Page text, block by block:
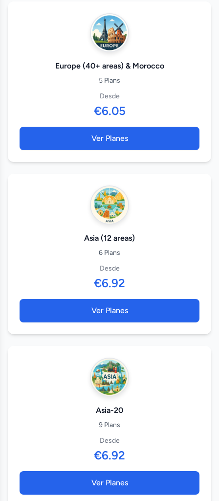
Europe (40+ areas) & Morocco
5 Plans
Desde
€6.05
Ver Planes
Asia (12 areas)
6 Plans
Desde
€6.92
Ver Planes
Asia-20
9 Plans
Desde
€6.92
Ver Planes